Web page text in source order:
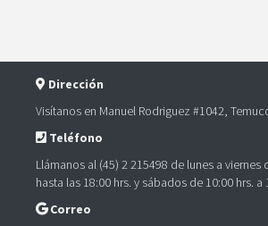
Dirección
Visítanos en Manuel Rodriguez #1042,
Teléfono
Llámanos al (45) 2 215498 de lunes a viernes
hasta las 18:00 hrs. y sábados de 10:00 hrs. a
Correo